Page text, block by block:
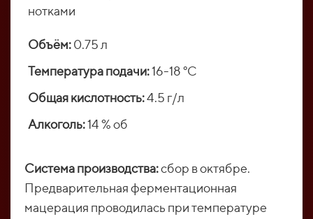
нотками
Объём:0.75 л
Температура подачи:16-18 °C
Общая кислотность:4.5 г/л
Алкоголь:14 % об
Система производства:сбор в октябре.
Предварительная ферментационная
мацерация проводилась при температуре